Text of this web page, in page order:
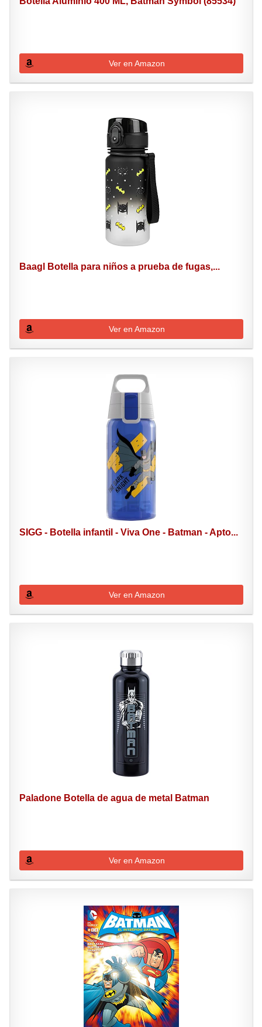
Ver en Amazon
Baagl Botella para niños a prueba de fugas,...
Ver en Amazon
SIGG - Botella infantil - Viva One - Batman - Apto...
Ver en Amazon
Paladone Botella de agua de metal Batman
Ver en Amazon